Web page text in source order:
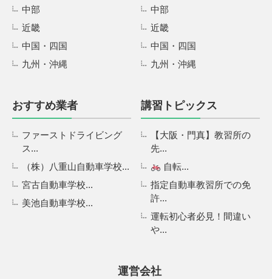
中部
近畿
中国・四国
九州・沖縄
中部
近畿
中国・四国
九州・沖縄
おすすめ業者
ファーストドライビング
ス...
（株）八重山自動車学校...
宮古自動車学校...
美池自動車学校...
講習トピックス
【大阪・門真】教習所の
先...
自転...
指定自動車教習所での免
許...
運転初心者必見！間違い
や...
運営会社